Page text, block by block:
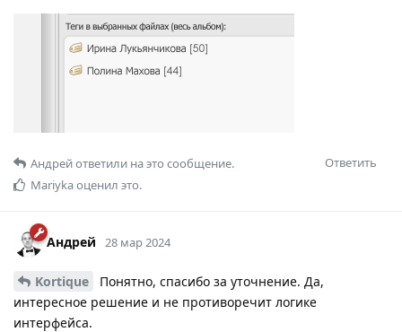
Ответить
Андрейответили на это сообщение.
Mariykaоценил это.
Андрей 28 мар 2024
Kortique
Понятно, спасибо за уточнение. Да,
интересное решение и не противоречит логике
интерфейса.